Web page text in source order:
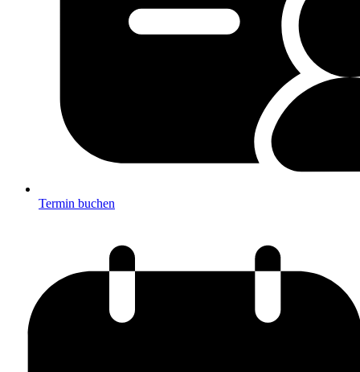
Termin buchen